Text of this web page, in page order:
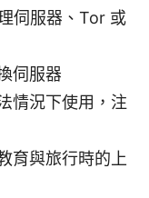
伺服器、Tor 或
伺服器
情況下使用，注
育與旅行時的上